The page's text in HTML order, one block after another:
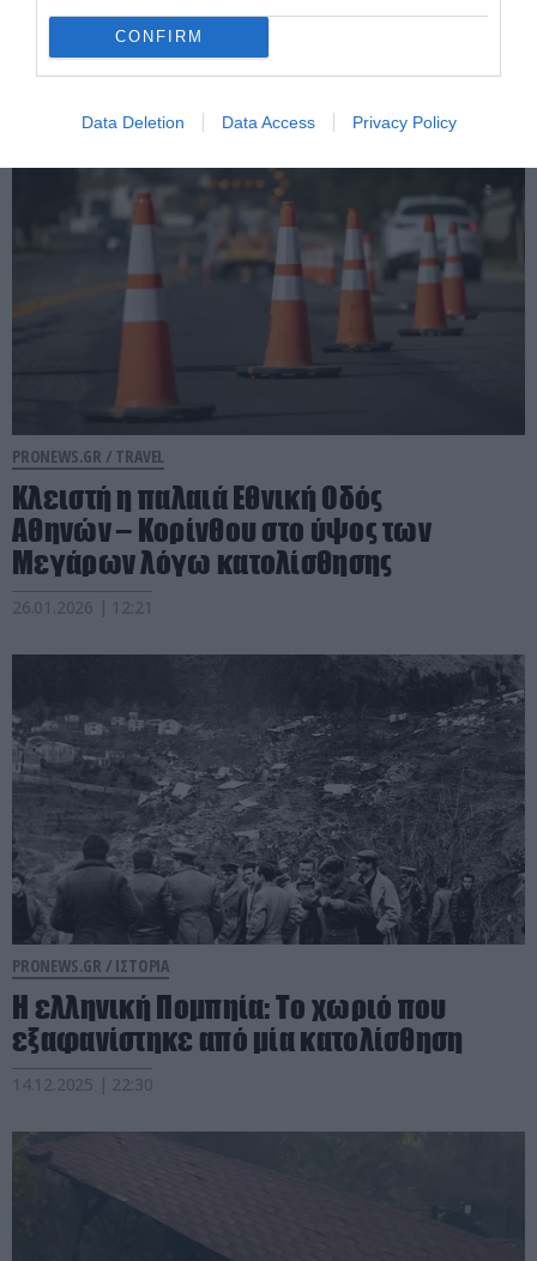
CONFIRM
Data Deletion Data Access Privacy Policy
Κατολίσθηση στα Κανάρια Βάρκιζας
μετά τις βροχές (βίντεο)
PRONEWS.GR / TRAVEL
Κλειστή η παλαιά Εθνική Οδός
Αθηνών – Κορίνθου στο ύψος των
Μεγάρων λόγω κατολίσθησης
26.01.2026 | 12:21
PRONEWS.GR / ΙΣΤΟΡΙΑ
Η ελληνική Πομπηία: Το χωριό που
εξαφανίστηκε από μία κατολίσθηση
14.12.2025 | 22:30